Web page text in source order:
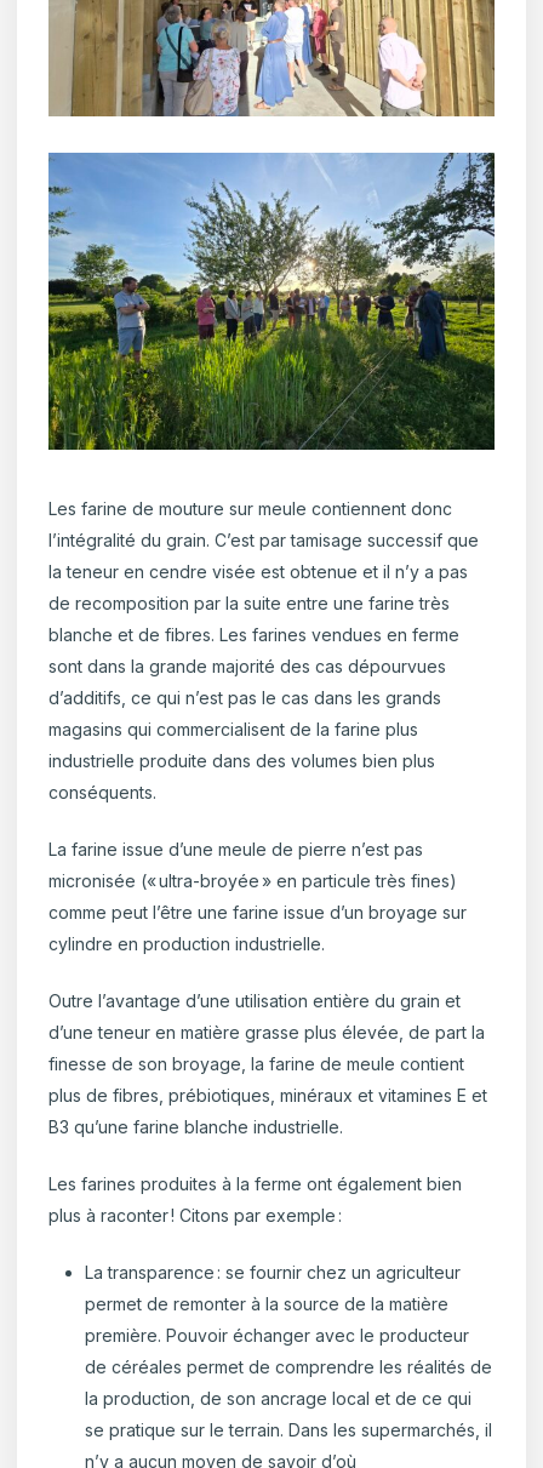
Les farine de mouture sur meule contiennent donc
l’intégralité du grain. C’est par tamisage successif que
la teneur en cendre visée est obtenue et il n’y a pas
de recomposition par la suite entre une farine très
blanche et de fibres. Les farines vendues en ferme
sont dans la grande majorité des cas dépourvues
d’additifs, ce qui n’est pas le cas dans les grands
magasins qui commercialisent de la farine plus
industrielle produite dans des volumes bien plus
conséquents.
La farine issue d’une meule de pierre n’est pas
micronisée (« ultra-broyée » en particule très fines)
comme peut l’être une farine issue d’un broyage sur
cylindre en production industrielle.
Outre l’avantage d’une utilisation entière du grain et
d’une teneur en matière grasse plus élevée, de part la
finesse de son broyage, la farine de meule contient
plus de fibres, prébiotiques, minéraux et vitamines E et
B3 qu’une farine blanche industrielle.
Les farines produites à la ferme ont également bien
plus à raconter ! Citons par exemple :
La transparence : se fournir chez un agriculteur
permet de remonter à la source de la matière
première. Pouvoir échanger avec le producteur
de céréales permet de comprendre les réalités de
la production, de son ancrage local et de ce qui
se pratique sur le terrain. Dans les supermarchés, il
n’y a aucun moyen de savoir d’où